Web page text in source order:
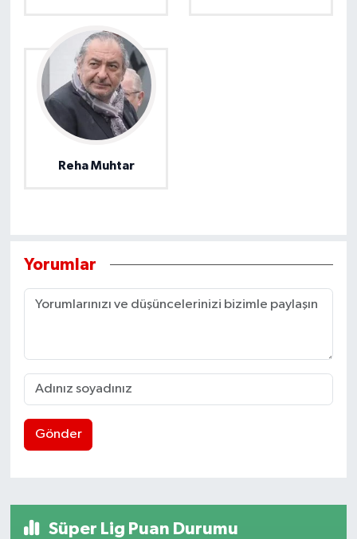
Reha Muhtar
Yorumlar
Gönder
Süper Lig Puan Durumu